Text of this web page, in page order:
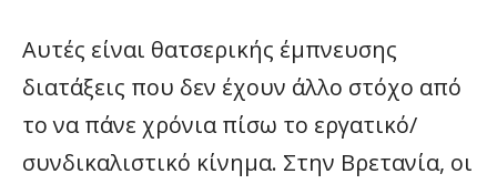
Αυτές είναι θατσερικής έμπνευσης
διατάξεις που δεν έχουν άλλο στόχο από
το να πάνε χρόνια πίσω το εργατικό/
συνδικαλιστικό κίνημα. Στην Βρετανία, οι